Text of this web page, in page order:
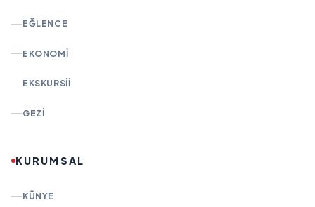
EĞLENCE
EKONOMI
EKSKURSII
GEZI
KURUMSAL
KÜNYE